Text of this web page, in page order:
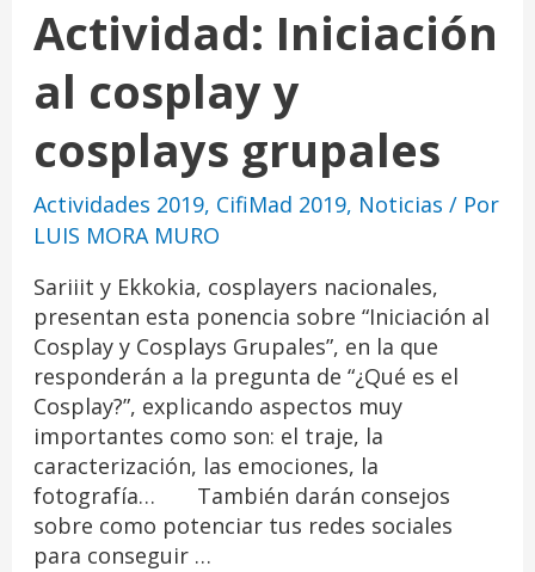
Actividad: Iniciación
al cosplay y
cosplays grupales
Actividades 2019, CifiMad 2019, Noticias / Por
LUIS MORA MURO
Sariiit y Ekkokia, cosplayers nacionales,
presentan esta ponencia sobre “Iniciación al
Cosplay y Cosplays Grupales”, en la que
responderán a la pregunta de “¿Qué es el
Cosplay?”, explicando aspectos muy
importantes como son: el traje, la
caracterización, las emociones, la
fotografía… También darán consejos
sobre como potenciar tus redes sociales
para conseguir …